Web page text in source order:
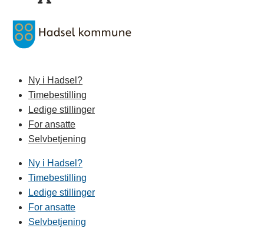
Ny i Hadsel?
Timebestilling
Ledige stillinger
For ansatte
Selvbetjening
Ny i Hadsel?
Timebestilling
Ledige stillinger
For ansatte
Selvbetjening